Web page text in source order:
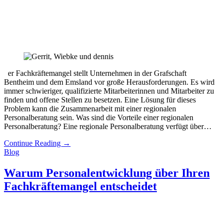
er Fachkräftemangel stellt Unternehmen in der Grafschaft
Bentheim und dem Emsland vor große Herausforderungen. Es wird
immer schwieriger, qualifizierte Mitarbeiterinnen und Mitarbeiter zu
finden und offene Stellen zu besetzen. Eine Lösung für dieses
Problem kann die Zusammenarbeit mit einer regionalen
Personalberatung sein. Was sind die Vorteile einer regionalen
Personalberatung? Eine regionale Personalberatung verfügt über…
Continue Reading →
Blog
Warum Personalentwicklung über Ihren
Fachkräftemangel entscheidet